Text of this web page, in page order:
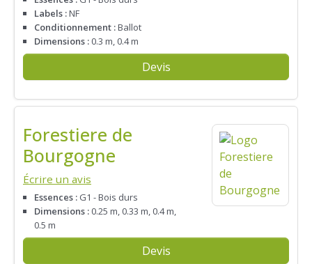
Labels :NF
Conditionnement :Ballot
Dimensions : 0.3 m, 0.4 m
Devis
Forestiere de
Bourgogne
Écrire un avis
Essences : G1 - Bois durs
Dimensions : 0.25 m, 0.33 m, 0.4 m,
0.5 m
Devis